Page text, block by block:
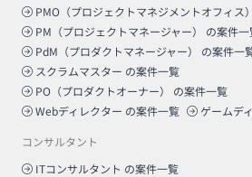
PMO（プロジェクトマネジメントオフィス）
PM（プロジェクトマネージャー）
の案件一
PdM（プロダクトマネージャー）
の案件一
スクラムマスター の案件一覧
PO（プロダクトオーナー）
の案件一覧
Webディレクター の案件一覧 ゲームデ
コンサルタント
ITコンサルタント の案件一覧